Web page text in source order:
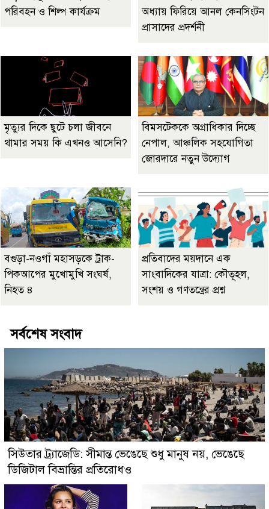
পরিবহন ও শিল্প কার্যক্রম
অধ্যায় ফিরিয়ে আনল কেনসিংটন
প্রাসাদের প্রদর্শনী
মৃত্যুর দিকে ছুটে চলা জীবনে
থামার সময় কি এখনও আসেনি?
বিমসটেককে অগ্রাধিকার দিচ্ছে
নেপাল, আঞ্চলিক সহযোগিতা
জোরদারে নতুন উদ্যোগ
বগুড়া-নওগাঁ মহাসড়কে ট্রাক-
পিকআপের মুখোমুখি সংঘর্ষ,
নিহত ৪
প্রতিবাদের ময়দানে এক
সাংবাদিকের যাত্রা: কৌতূহল,
সংশয় ও গণতন্ত্রের প্রশ্ন
সর্বশেষ সংবাদ
সিউতার ট্র্যাজেডি: সীমান্ত ভেঙেছে শুধু মানুষ নয়, ভেঙেছে
ডিজিটাল বিভ্রান্তির প্রতিরোধও